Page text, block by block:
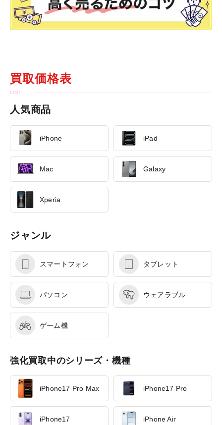
買取価格表
人気商品
iPhone iPad
Mac Galaxy
Xperia
ジャンル
スマートフォン タブレット
パソコン ウェアラブル
ゲーム機
強化買取中のシリーズ・機種
iPhone17 Pro Max iPhone17 Pro
iPhone17 iPhone Air